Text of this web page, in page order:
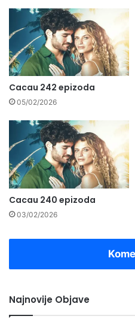
Cacau 242 epizoda
05/02/2026
Cacau 240 epizoda
03/02/2026
Najnovije Objave